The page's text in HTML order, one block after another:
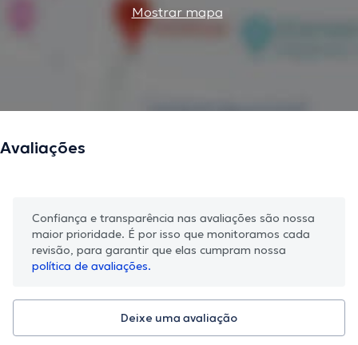
Mostrar mapa
Avaliações
Confiança e transparência nas avaliações são nossa
maior prioridade. É por isso que monitoramos cada
revisão, para garantir que elas cumpram nossa
política de avaliações.
Deixe uma avaliação